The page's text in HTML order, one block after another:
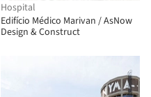
Hospital
Edifício Médico Marivan / AsNow
Design & Construct